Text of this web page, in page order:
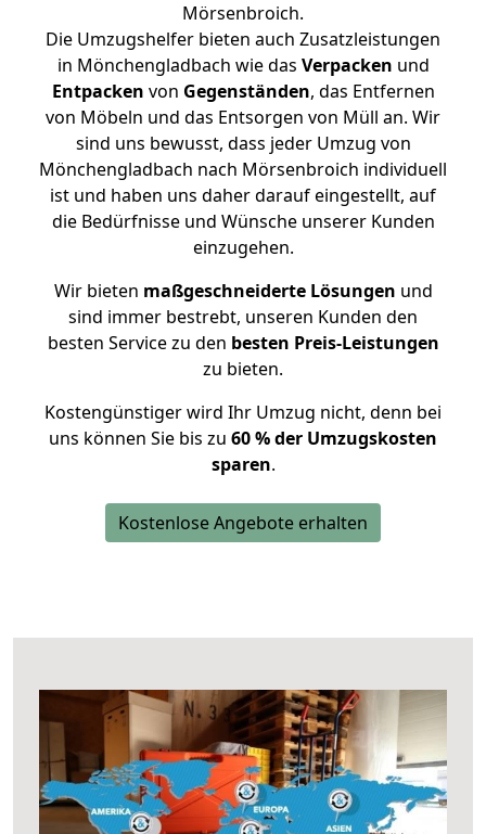
Mörsenbroich.
Die Umzugshelfer bieten auch Zusatzleistungen
in Mönchengladbach wie das Verpacken und
Entpacken von Gegenständen, das Entfernen
von Möbeln und das Entsorgen von Müll an. Wir
sind uns bewusst, dass jeder Umzug von
Mönchengladbach nach Mörsenbroich individuell
ist und haben uns daher darauf eingestellt, auf
die Bedürfnisse und Wünsche unserer Kunden
einzugehen.
Wir bieten maßgeschneiderte Lösungen und
sind immer bestrebt, unseren Kunden den
besten Service zu den besten Preis-Leistungen
zu bieten.
Kostengünstiger wird Ihr Umzug nicht, denn bei
uns können Sie bis zu 60 % der Umzugskosten
sparen.
Kostenlose Angebote erhalten